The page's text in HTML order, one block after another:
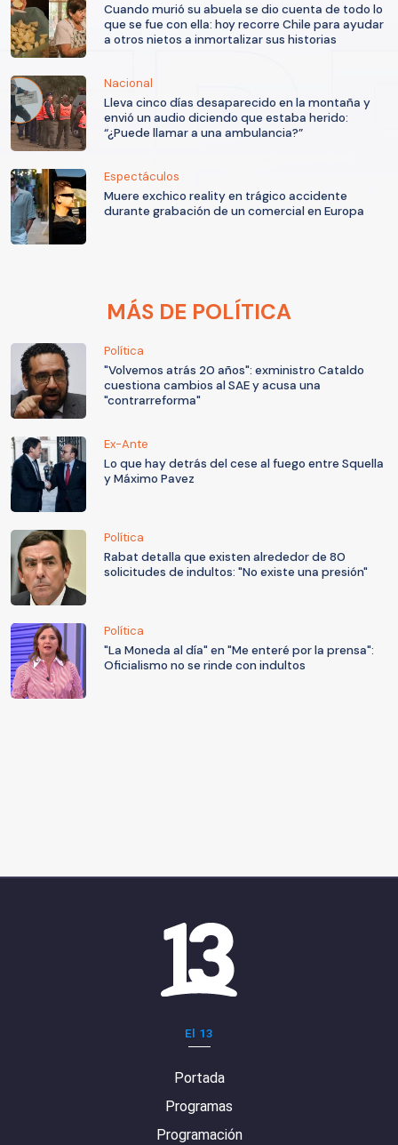
Cuando murió su abuela se dio cuenta de todo lo
que se fue con ella: hoy recorre Chile para ayudar
a otros nietos a inmortalizar sus historias
Nacional
Lleva cinco días desaparecido en la montaña y
envió un audio diciendo que estaba herido:
“¿Puede llamar a una ambulancia?”
Espectáculos
Muere exchico reality en trágico accidente
durante grabación de un comercial en Europa
MÁS DE POLÍTICA
Política
"Volvemos atrás 20 años": exministro Cataldo
cuestiona cambios al SAE y acusa una
"contrarreforma"
Ex-Ante
Lo que hay detrás del cese al fuego entre Squella
y Máximo Pavez
Política
Rabat detalla que existen alrededor de 80
solicitudes de indultos: "No existe una presión"
Política
"La Moneda al día" en "Me enteré por la prensa":
Oficialismo no se rinde con indultos
El 13
Portada
Programas
Programación